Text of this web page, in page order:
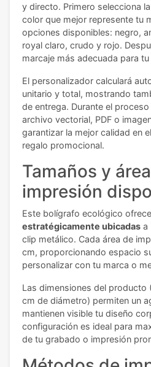
y directo. Primero selecciona
color que mejor represente tu
opciones disponibles: negro,
royal claro, crudo y rojo.
marcaje más adecuada para
El personalizador calculará
unitario y total, mostrando
de entrega. Durante el
archivo vectorial, PDF o
garantizar la mejor calidad en
regalo promocional.
Tamaños y
impresión
Este bolígrafo ecológico ofrece
estratégicamente ubicadas a
clip metálico. Cada área de
cm, proporcionando espacio
personalizar con tu marca o
Las dimensiones del producto
cm de diámetro) permiten un
mantienen visible tu diseño
configuración es ideal para
de tu grabado o impresión